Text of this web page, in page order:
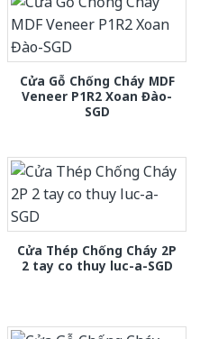
Cửa Gỗ Chống Cháy MDF
Veneer P1R2 Xoan Đào-
SGD
Cửa Thép Chống Cháy 2P
2 tay co thuy luc-a-SGD